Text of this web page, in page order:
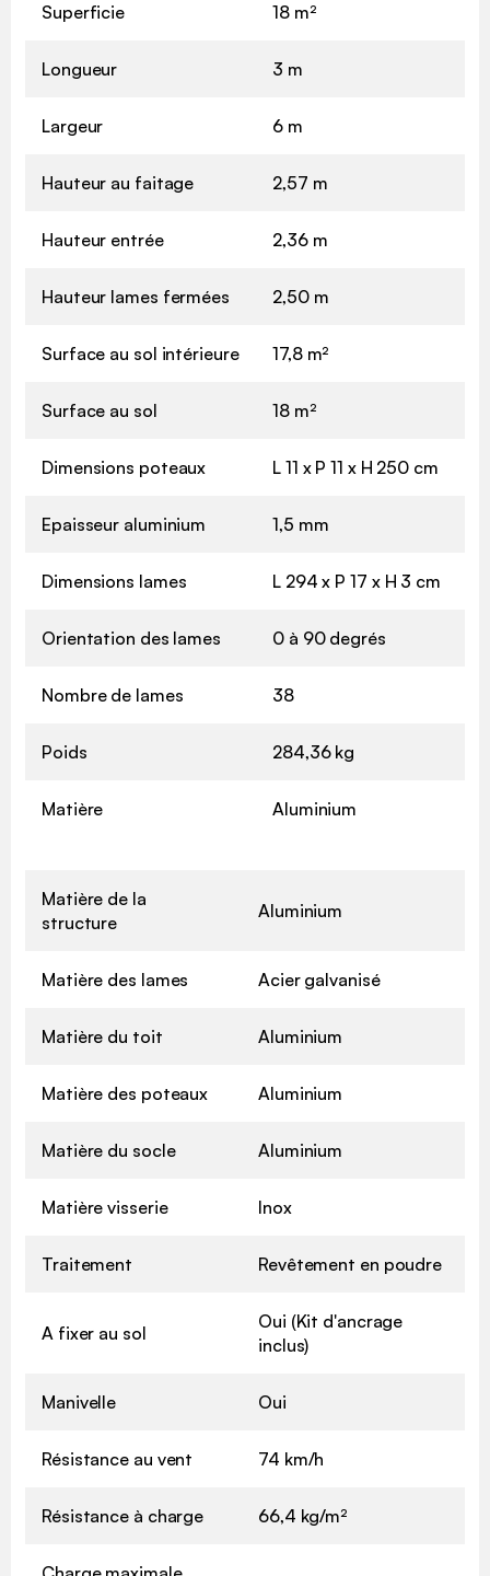
Superficie 18 m²
Longueur 3 m
Largeur 6 m
Hauteur au faitage 2,57 m
Hauteur entrée 2,36 m
Hauteur lames fermées 2,50 m
Surface au sol intérieure 17,8 m²
Surface au sol 18 m²
Dimensions poteaux L 11 x P 11 x H 250 cm
Epaisseur aluminium 1,5 mm
Dimensions lames L 294 x P 17 x H 3 cm
Orientation des lames 0 à 90 degrés
Nombre de lames 38
Poids 284,36 kg
Matière Aluminium
Matière de la
structure
Aluminium
Matière des lames Acier galvanisé
Matière du toit Aluminium
Matière des poteaux Aluminium
Matière du socle Aluminium
Matière visserie Inox
Traitement Revêtement en poudre
A fixer au sol
Oui (Kit d'ancrage
inclus)
Manivelle Oui
Résistance au vent 74 km/h
Résistance à charge 66,4 kg/m²